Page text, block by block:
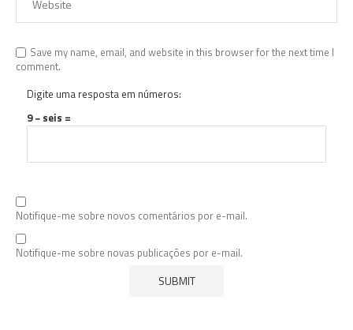
Save my name, email, and website in this browser for the next time I
comment.
Digite uma resposta em números:
9 − seis =
Notifique-me sobre novos comentários por e-mail.
Notifique-me sobre novas publicações por e-mail.